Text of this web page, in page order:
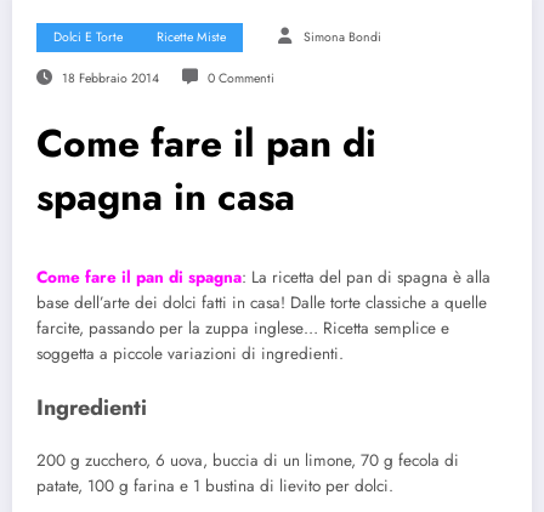
Dolci E Torte Ricette Miste Simona Bondi
18 Febbraio 2014 0 Commenti
Come fare il pan di
spagna in casa
Come fare il pan di spagna: La ricetta del pan di spagna è alla
base dell’arte dei dolci fatti in casa! Dalle torte classiche a quelle
farcite, passando per la zuppa inglese… Ricetta semplice e
soggetta a piccole variazioni di ingredienti.
Ingredienti
200 g zucchero, 6 uova, buccia di un limone, 70 g fecola di
patate, 100 g farina e 1 bustina di lievito per dolci.